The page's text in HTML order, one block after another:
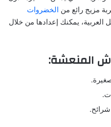
مزيج رائع من الخضروات
العربية، يمكنك إعدادها من خلال
المنعشة: